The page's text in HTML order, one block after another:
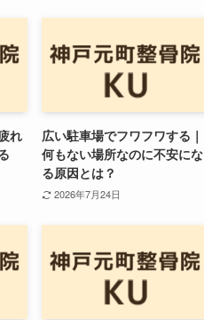
れ
広い駐車場でフワフワする｜
何もない場所なのに不安にな
る原因とは？
2026年7月24日